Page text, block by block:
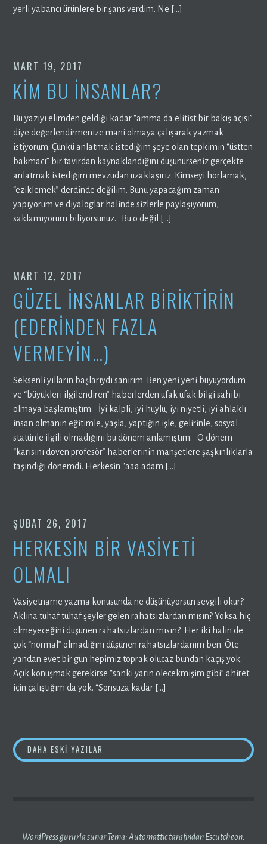
yerli yabancı ürünlere bir şans verdim. Ne […]
MART 19, 2017
KİM BU İNSANLAR?
Bu yazıyı elimden geldiği kadar “amma da elitist bir bakış açısı”
diye değerlendirmenize mani olmaya çalışarak yazmak
istiyorum. Çünkü anlatmak istediğim şeye olan tepkimin “üstten
bakmacı” bir tavırdan kaynaklandığını düşünürseniz gerçekte
anlatmak istediğim mevzudan uzaklaşırız. Kimseyi horlamak,
“eziklemek” derdinde değilim. Bunu yapacağım zaman
yapıyorum ve diyaloglar halinde sizlerle paylaşıyorum,
saklamıyorum biliyorsunuz. Bu o değil […]
MART 12, 2017
GÜZEL İNSANLAR BİRİKTİRİN
(EDERINDEN FAZLA
VERMEYIN…)
Seksenli yılların başlarıydı sanırım. Ben yeni yeni büyüyordum
ve “büyükleri ilgilendiren” haberlerden ufak ufak bilgi sahibi
olmaya başlamıştım. İyi kalpli, iyi huylu, iyi niyetli, iyi ahlaklı
insan olmanın eğitimle, yaşla, yaptığın işle, gelirinle, sosyal
statünle ilgili olmadığını bu dönem anlamıştım. O dönem
“karısını döven profesör” haberlerinin manşetlere şaşkınlıklarla
taşındığı dönemdi. Herkesin “aaa adam […]
ŞUBAT 26, 2017
HERKESİN BİR VASİYETİ
OLMALI
Vasiyetname yazma konusunda ne düşünüyorsun sevgili okur?
Aklına tuhaf tuhaf şeyler gelen rahatsızlardan mısın? Yoksa hiç
ölmeyeceğini düşünen rahatsızlardan mısın? Her iki halin de
çok “normal” olmadığını düşünen rahatsızlardanım ben. Öte
yandan evet bir gün hepimiz toprak olucaz bundan kaçış yok.
Açık konuşmak gerekirse “sanki yarın ölecekmişim gibi” ahiret
için çalıştığım da yok. “Sonsuza kadar […]
YAZIDAHA ESKI YAZILAR
WordPress gururla sunarTema:Automattictarafından Escutcheon.